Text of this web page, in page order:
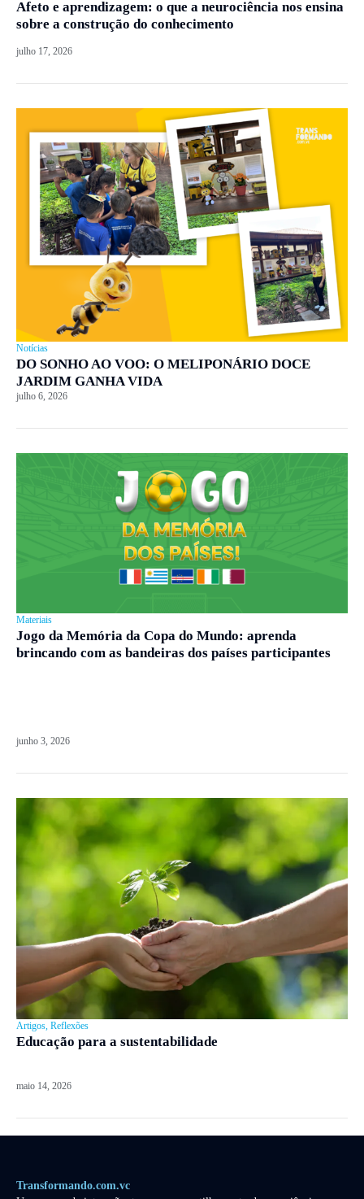
Afeto e aprendizagem: o que a neurociência nos ensina
sobre a construção do conhecimento
julho 17, 2026
Notícias
DO SONHO AO VOO: O MELIPONÁRIO DOCE
JARDIM GANHA VIDA
julho 6, 2026
Materiais
Jogo da Memória da Copa do Mundo: aprenda
brincando com as bandeiras dos países participantes
junho 3, 2026
Artigos, Reflexões
Educação para a sustentabilidade
maio 14, 2026
Transformando.com.vc